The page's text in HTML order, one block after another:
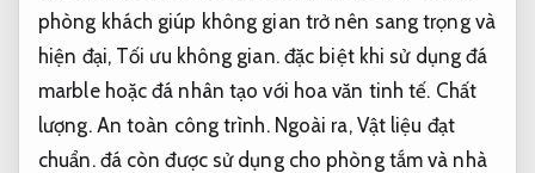
phòng khách giúp không gian trở nên sang trọng và
hiện đại, Tối ưu không gian.đặc biệt khi sử dụng đá
marble hoặc đá nhân tạo với hoa văn tinh tế. Chất
lượng. An toàn công trình.Ngoài ra, Vật liệu đạt
chuẩn.đá còn được sử dụng cho phòng tắm và nhà